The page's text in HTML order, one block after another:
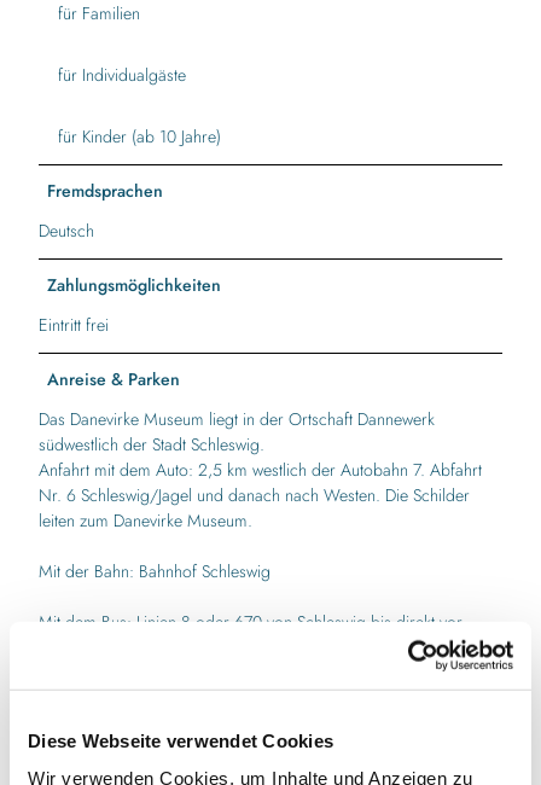
Diese Webseite verwendet Cookies
Wir verwenden Cookies, um Inhalte und Anzeigen zu
für Familien
für Individualgäste
für Kinder (ab 10 Jahre)
Fremdsprachen
Deutsch
Zahlungsmöglichkeiten
Eintritt frei
Anreise & Parken
Das Danevirke Museum liegt in der Ortschaft Dannewerk
südwestlich der Stadt Schleswig.
Anfahrt mit dem Auto: 2,5 km westlich der Autobahn 7. Abfahrt
Nr. 6 Schleswig/Jagel und danach nach Westen. Die Schilder
leiten zum Danevirke Museum.
Mit der Bahn: Bahnhof Schleswig
Mit dem Bus: Linien 8 oder 670 von Schleswig bis direkt vor
unser Besucherzentrum. Die Busse halten unter anderem am ZOB
eingeben. Unser temporäres Besucherzentrum befindet sich auf
der gegenüberliegenden Straßenseite am Parkplatz.